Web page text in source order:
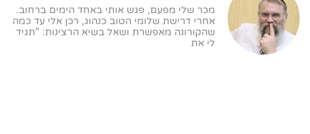
מכר שלי מפעם, פגש אותי באחד הימים ברחוב.
אחרי דרישת שלומי הטוב כנהוג, רכן אלי עד כמה
שהקורונה מאפשרת ושאל בשיא הרצינות: "תגיד
לי את